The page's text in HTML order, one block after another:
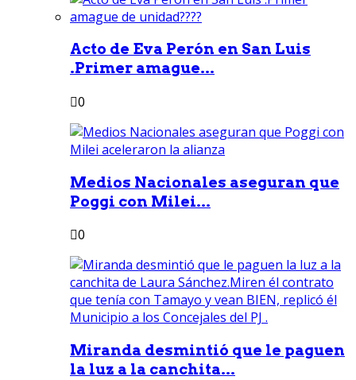
Acto de Eva Perón en San Luis
.Primer amague...
0
Medios Nacionales aseguran que
Poggi con Milei...
0
Miranda desmintió que le paguen
la luz a la canchita...